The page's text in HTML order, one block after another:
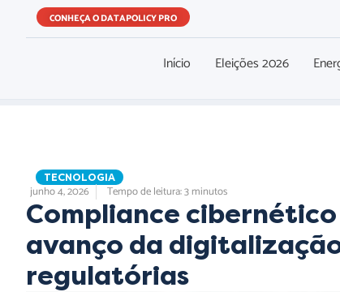
CONHEÇA O DATAPOLICY PRO
Início Eleições 2026
TECNOLOGIA
junho 4, 2026 Tempo de leitura: 3 minutos
Compliance
avanço da
regulatórias